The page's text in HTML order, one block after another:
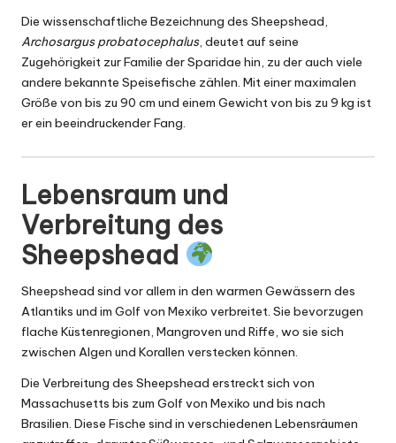
Die wissenschaftliche Bezeichnung des Sheepshead,
Archosargus probatocephalus, deutet auf seine
Zugehörigkeit zur Familie der Sparidae hin, zu der auch viele
andere bekannte Speisefische zählen. Mit einer maximalen
Größe von bis zu 90 cm und einem Gewicht von bis zu 9 kg ist
er ein beeindruckender Fang.
Lebensraum und
Verbreitung des
Sheepshead
Sheepshead sind vor allem in den warmen Gewässern des
Atlantiks und im Golf von Mexiko verbreitet. Sie bevorzugen
flache Küstenregionen, Mangroven und Riffe, wo sie sich
zwischen Algen und Korallen verstecken können.
Die Verbreitung des Sheepshead erstreckt sich von
Massachusetts bis zum Golf von Mexiko und bis nach
Brasilien. Diese Fische sind in verschiedenen Lebensräumen